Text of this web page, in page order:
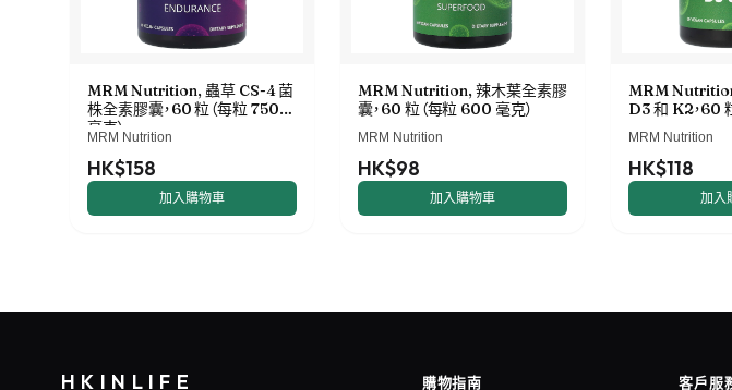
MRM Nutrition, 蟲草 CS-4 菌
株全素膠囊，60 粒（每粒 750
毫克）
MRM Nutrition
HK$158
加入購物車
MRM Nutrition, 辣木葉全素膠
囊，60 粒（每粒 600 毫克）
MRM Nutrition
HK$98
加入購物車
MRM
D3 和 K2，60
MRM Nutrition
HK$118
加入
HKINLIFE 購物指南 客戶服